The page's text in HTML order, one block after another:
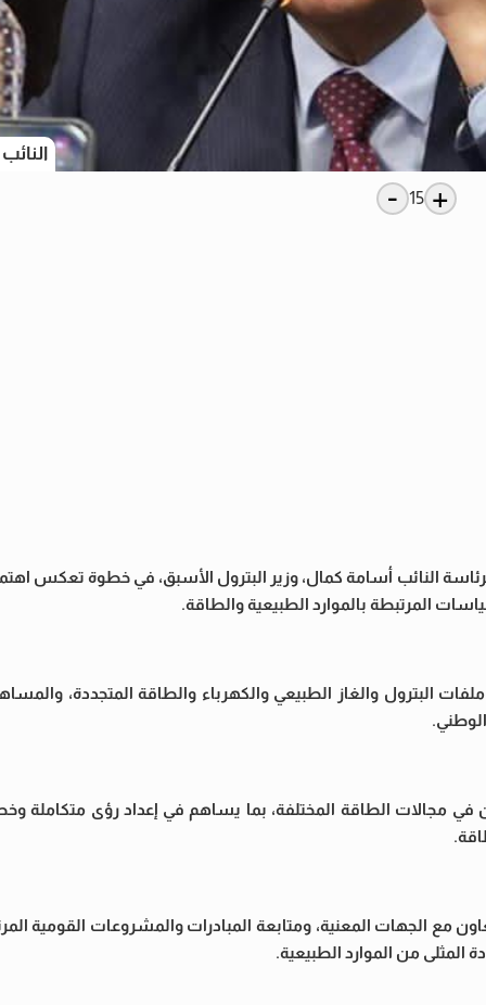
+
15
-
النائب أسامة كمال، وزير البترول الأسبق، في خطوة تعكس
المرتبطة بالموارد الطبيعية والطاقة.
البترول والغاز الطبيعي والكهرباء والطاقة المتجددة،
والمتخصصين في مجالات الطاقة المختلفة، بما يساهم في إعداد رؤى
الجهات المعنية، ومتابعة المبادرات والمشروعات القومية
المثلى من الموارد الطبيعية.